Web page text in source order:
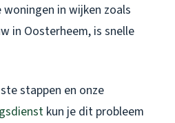
in wijken zoals
in Oosterheem, is snelle
stappen en onze
kun je dit probleem